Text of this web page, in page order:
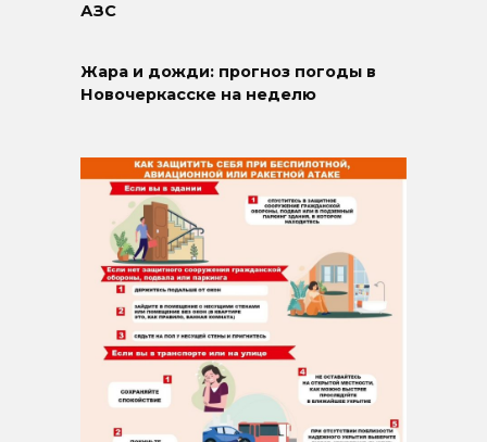
АЗС
Жара и дожди: прогноз погоды в
Новочеркасске на неделю